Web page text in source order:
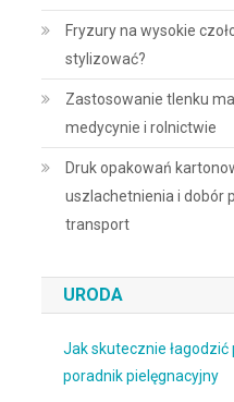
Fryzury na wysokie
stylizować?
Zastosowanie tlenku
medycynie i rolnictwie
Druk opakowań
uszlachetnienia i dobór
transport
URODA
Jak skutecznie
poradnik pielęgnacyjny